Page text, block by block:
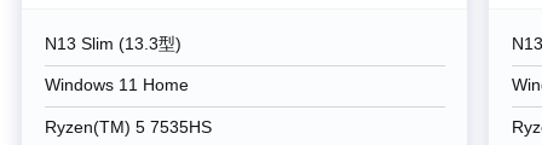
N13 Slim (13.3型)
Windows 11 Home
Ryzen(TM) 5 7535HS